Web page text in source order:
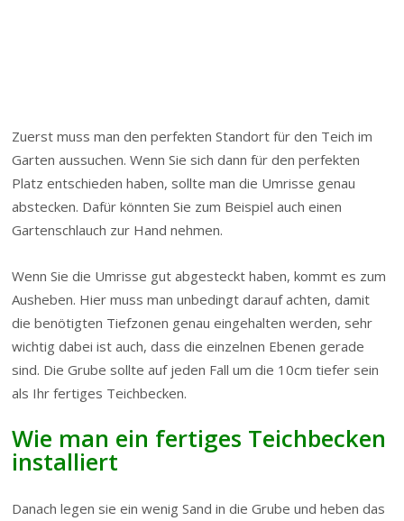
Zuerst muss man den perfekten Standort für den Teich im
Garten aussuchen. Wenn Sie sich dann für den perfekten
Platz entschieden haben, sollte man die Umrisse genau
abstecken. Dafür könnten Sie zum Beispiel auch einen
Gartenschlauch zur Hand nehmen.
Wenn Sie die Umrisse gut abgesteckt haben, kommt es zum
Ausheben. Hier muss man unbedingt darauf achten, damit
die benötigten Tiefzonen genau eingehalten werden, sehr
wichtig dabei ist auch, dass die einzelnen Ebenen gerade
sind. Die Grube sollte auf jeden Fall um die 10cm tiefer sein
als Ihr fertiges Teichbecken.
Wie man ein fertiges Teichbecken
installiert
Danach legen sie ein wenig Sand in die Grube und heben das